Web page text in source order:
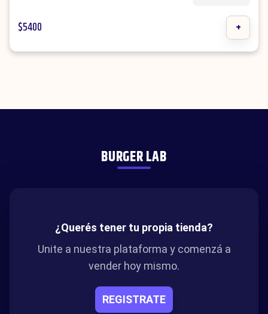
$5400 +
BURGER LAB
¿Querés tener tu propia tienda?
Unite a nuestra plataforma y comenzá a
vender hoy mismo.
REGISTRATE